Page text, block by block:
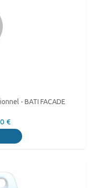
- BATI FACADE
€